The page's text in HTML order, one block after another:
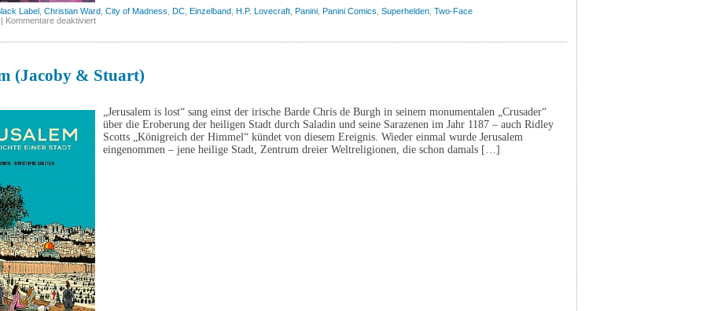
Label , Christian Ward, City of Madness, DC, Einzelband, H.P. Lovecraft, Panini, Panini Comics, Superhelden, Two-Face
Kommentare deaktiviertfür
(Jacoby & Stuart)
„Jerusalem is lost“ sang einst der irische Barde Chris de Burgh in seinem monumentalen „Crusader“
über die Eroberung der heiligen Stadt durch Saladin und seine Sarazenen im Jahr 1187 – auch Ridley
Scotts „Königreich der Himmel“ kündet von diesem Ereignis. Wieder einmal wurde Jerusalem
eingenommen – jene heilige Stadt, Zentrum dreier Weltreligionen, die schon damals […]